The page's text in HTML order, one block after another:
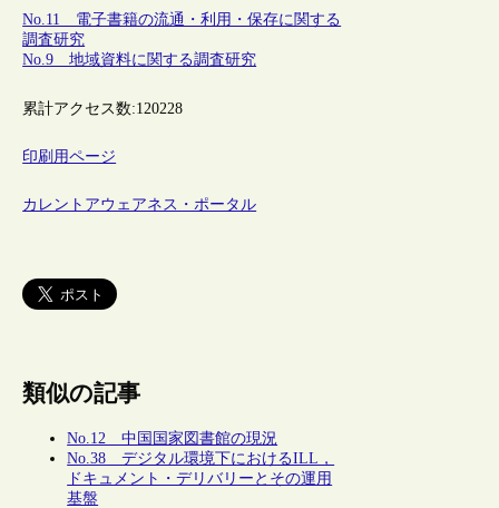
No.11 電子書籍の流通・利用・保存に関する
調査研究
No.9 地域資料に関する調査研究
累計アクセス数:120228
印刷用ページ
カレントアウェアネス・ポータル
類似の記事
No.12 中国国家図書館の現況
No.38 デジタル環境下におけるILL，
ドキュメント・デリバリーとその運用
基盤